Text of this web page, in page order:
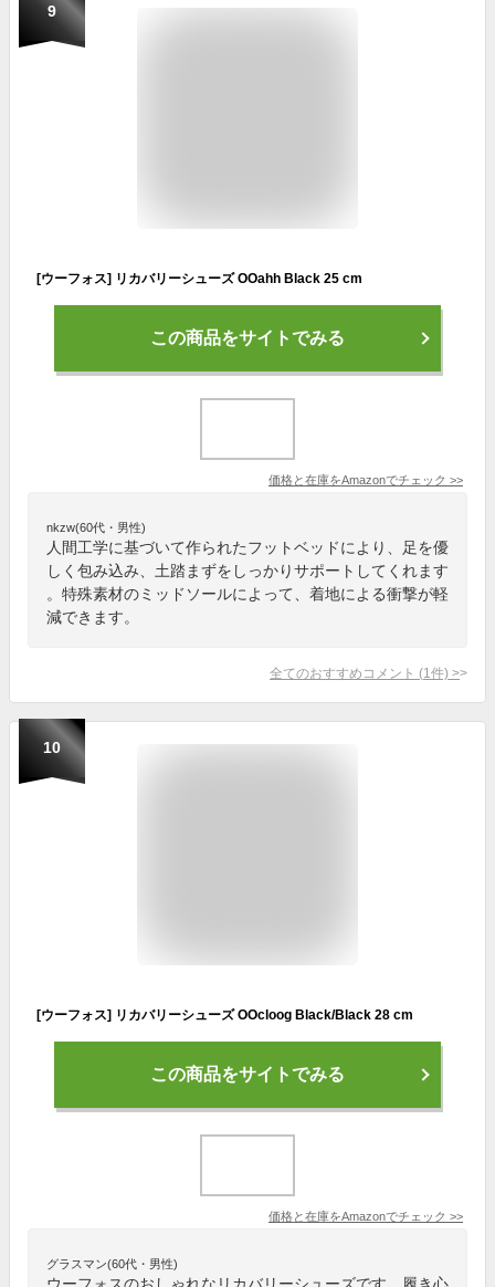
9
[ウーフォス] リカバリーシューズ OOahh Black 25 cm
この商品をサイトでみる
価格と在庫をAmazonでチェック >>
nkzw(60代・男性)
人間工学に基づいて作られたフットベッドにより、足を優
しく包み込み、土踏まずをしっかりサポートしてくれます
。特殊素材のミッドソールによって、着地による衝撃が軽
減できます。
全てのおすすめコメント (1 件) >
10
[ウーフォス] リカバリーシューズ OOcloog Black/Black 28 cm
この商品をサイトでみる
価格と在庫をAmazonでチェック >>
グラスマン(60代・男性)